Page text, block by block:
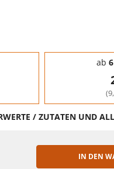
ab 6
/ ZUTATEN UND
IN DEN